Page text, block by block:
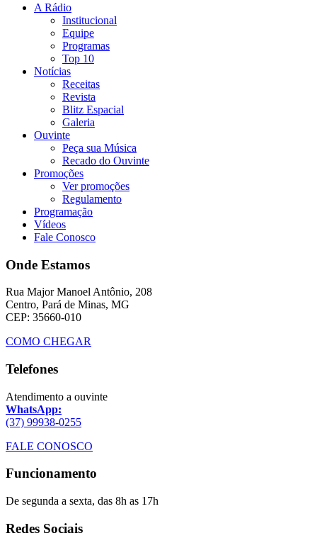
A Rádio
Institucional
Equipe
Programas
Top 10
Notícias
Receitas
Revista
Blitz Espacial
Galeria
Ouvinte
Peça sua Música
Recado do Ouvinte
Promoções
Ver promoções
Regulamento
Programação
Vídeos
Fale Conosco
Onde Estamos
Rua Major Manoel Antônio, 208
Centro, Pará de Minas, MG
CEP: 35660-010
COMO CHEGAR
Telefones
Atendimento a ouvinte
WhatsApp:
(37) 99938-0255
FALE CONOSCO
Funcionamento
De segunda a sexta, das 8h as 17h
Redes Sociais